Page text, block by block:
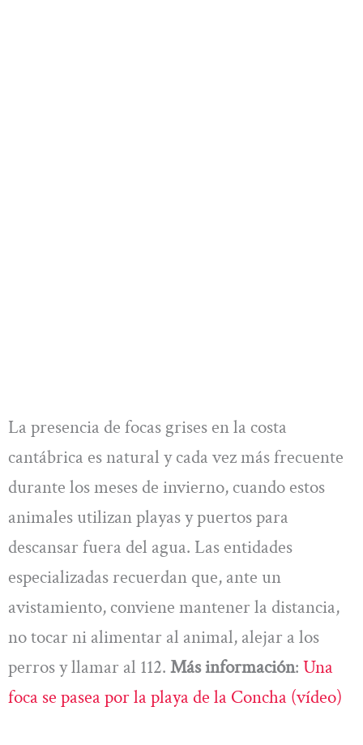
La presencia de focas grises en la costa
cantábrica es natural y cada vez más frecuente
durante los meses de invierno, cuando estos
animales utilizan playas y puertos para
descansar fuera del agua. Las entidades
especializadas recuerdan que, ante un
avistamiento, conviene mantener la distancia,
no tocar ni alimentar al animal, alejar a los
perros y llamar al 112. Más información: Una
foca se pasea por la playa de la Concha (vídeo)